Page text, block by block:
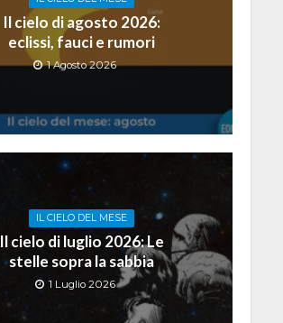
Il cielo di agosto 2026:
eclissi, fauci e rumori
1 Agosto 2026
IL CIELO DEL MESE
Il cielo di luglio 2026: Le
stelle sopra la sabbia
1 Luglio 2026